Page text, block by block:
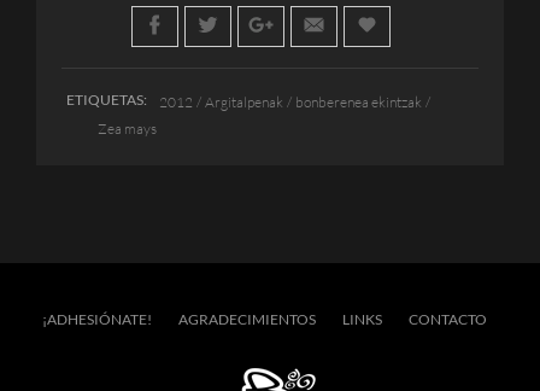
ETIQUETAS: 2012 Argitalpenak
bonberenea ekintzak
Zea mays
¡ADHESIÓNATE! AGRADECIMIENTOS LINKS CONTACTO